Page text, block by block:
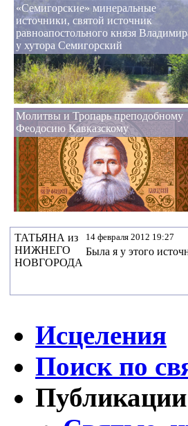
«Семигорские» минеральные
источники, святой источник
равноапостольного князя
у хутора Семигорский
Молитвы и Тропарь преподобному
Феодосию Кавказскому
ТАТЬЯНА из
НИЖНЕГО
НОВГОРОДА
14 февраля 2012 19:27
Была я у этого
Исцеления
Поиск по
Публикации